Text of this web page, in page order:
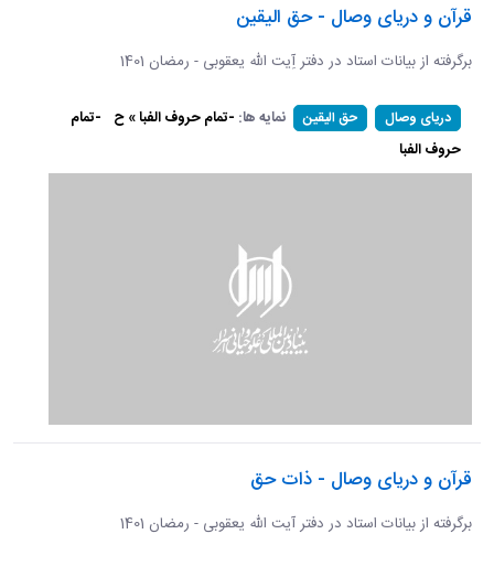
قرآن و دریای وصال - حق الیقین
برگرفته از بیانات استاد در دفتر آِیت الله یعقوبی - رمضان 1401
دریای وصال حق الیقین نمایه ها: -تمام حروف الفبا » ح -تمام
حروف الفبا
قرآن و دریای وصال - ذات حق
برگرفته از بیانات استاد در دفتر آیت الله یعقوبی - رمضان 1401